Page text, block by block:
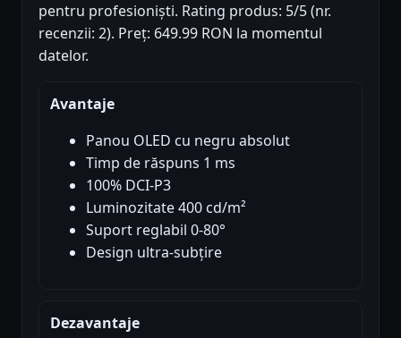
pentru profesioniști. Rating produs: 5/5 (nr.
recenzii: 2). Preț: 649.99 RON la momentul
datelor.
Avantaje
Panou OLED cu negru absolut
Timp de răspuns 1 ms
100% DCI-P3
Luminozitate 400 cd/m²
Suport reglabil 0-80°
Design ultra-subțire
Dezavantaje